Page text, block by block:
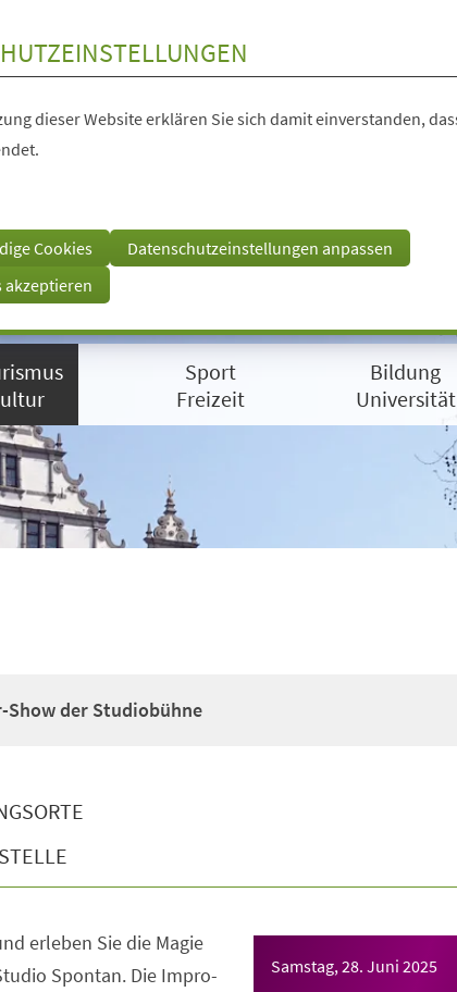
dieser Website erklären Sie sich damit einverstanden,
Cookies
Datenschutzeinstellungen anpassen
akzeptieren
Sport
Freizeit
Bildung
Universität
Show der Studiobühne
Samstag, 28. Juni 2025
erleben Sie die Magie
Spontan. Die Impro-